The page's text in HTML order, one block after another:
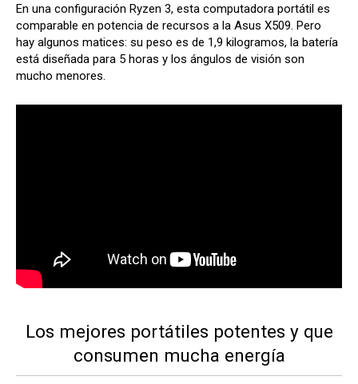
En una configuración Ryzen 3, esta computadora portátil es
comparable en potencia de recursos a la Asus X509. Pero
hay algunos matices: su peso es de 1,9 kilogramos, la batería
está diseñada para 5 horas y los ángulos de visión son
mucho menores.
Los mejores portátiles potentes y que
consumen mucha energía